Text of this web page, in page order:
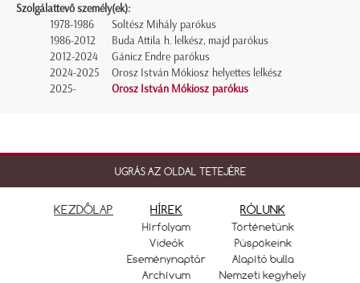
Szolgálattevő személy(ek):
1978-1986
Soltész Mihály parókus
1986-2012
Buda Attila h. lelkész, majd parókus
2012-2024
Gánicz Endre parókus
2024-2025
Orosz István Mókiosz helyettes lelkész
2025-
Orosz István Mókiosz parókus
UGRÁS AZ OLDAL TETEJÉRE
KEZDŐLAP HÍREK
Hírfolyam
Videók
Eseménynaptár
Archívum
RÓLUNK
Történetünk
Püspökeink
Alapító bulla
Nemzeti kegyhely